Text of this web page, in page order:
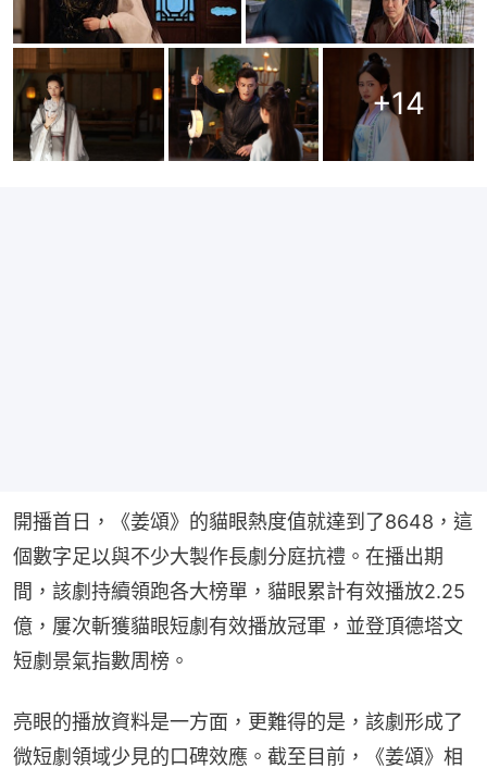
+14
開播首日，《姜頌》的貓眼熱度值就達到了8648，這
個數字足以與不少大製作長劇分庭抗禮。在播出期
間，該劇持續領跑各大榜單，貓眼累計有效播放2.25
億，屢次斬獲貓眼短劇有效播放冠軍，並登頂德塔文
短劇景氣指數周榜。
亮眼的播放資料是一方面，更難得的是，該劇形成了
微短劇領域少見的口碑效應。截至目前，《姜頌》相